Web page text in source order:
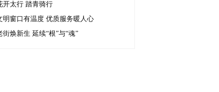
开太行 踏青骑行
明窗口有温度 优质服务暖人心
街焕新生 延续“根”与“魂”